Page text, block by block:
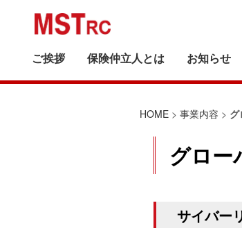
ご挨拶 保険仲立人とは お知らせ
HOME > 事業内容 >
グロー
サイバー